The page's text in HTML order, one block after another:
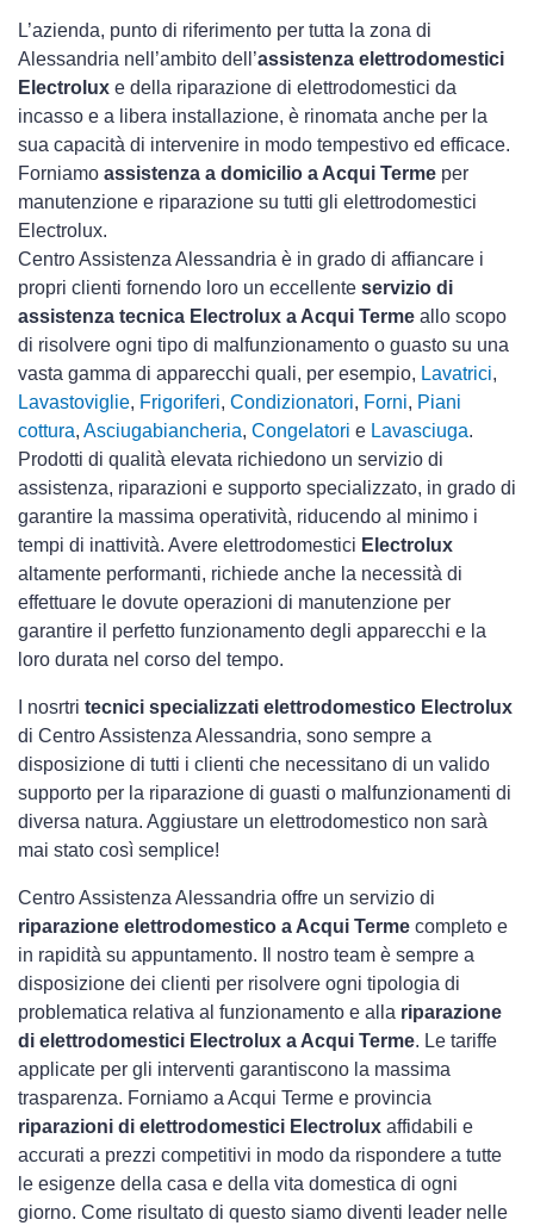
L’azienda, punto di riferimento per tutta la zona di
Alessandria nell’ambito dell’assistenza elettrodomestici
Electrolux e della riparazione di elettrodomestici da
incasso e a libera installazione, è rinomata anche per la
sua capacità di intervenire in modo tempestivo ed efficace.
Forniamo assistenza a domicilio a Acqui Terme per
manutenzione e riparazione su tutti gli elettrodomestici
Electrolux.
Centro Assistenza Alessandria è in grado di affiancare i
propri clienti fornendo loro un eccellente servizio di
assistenza tecnica Electrolux a Acqui Terme allo scopo
di risolvere ogni tipo di malfunzionamento o guasto su una
vasta gamma di apparecchi quali, per esempio, Lavatrici,
Lavastoviglie, Frigoriferi, Condizionatori, Forni, Piani
cottura, Asciugabiancheria, Congelatori e Lavasciuga.
Prodotti di qualità elevata richiedono un servizio di
assistenza, riparazioni e supporto specializzato, in grado di
garantire la massima operatività, riducendo al minimo i
tempi di inattività. Avere elettrodomestici Electrolux
altamente performanti, richiede anche la necessità di
effettuare le dovute operazioni di manutenzione per
garantire il perfetto funzionamento degli apparecchi e la
loro durata nel corso del tempo.
I nosrtri tecnici specializzati elettrodomestico Electrolux
di Centro Assistenza Alessandria, sono sempre a
disposizione di tutti i clienti che necessitano di un valido
supporto per la riparazione di guasti o malfunzionamenti di
diversa natura. Aggiustare un elettrodomestico non sarà
mai stato così semplice!
Centro Assistenza Alessandria offre un servizio di
riparazione elettrodomestico a Acqui Terme completo e
in rapidità su appuntamento. Il nostro team è sempre a
disposizione dei clienti per risolvere ogni tipologia di
problematica relativa al funzionamento e alla riparazione
di elettrodomestici Electrolux a Acqui Terme. Le tariffe
applicate per gli interventi garantiscono la massima
trasparenza. Forniamo a Acqui Terme e provincia
riparazioni di elettrodomestici Electrolux affidabili e
accurati a prezzi competitivi in modo da rispondere a tutte
le esigenze della casa e della vita domestica di ogni
giorno. Come risultato di questo siamo diventi leader nelle